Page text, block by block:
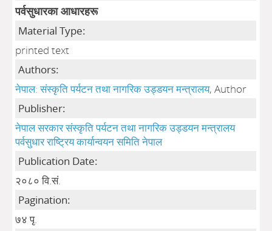
पर्वसुधारका आधारहरू
Material Type:
printed text
Authors:
नेपाल: संस्कृति पर्यटन तथा नागरिक उड्डयन मन्त्रालय, Author
Publisher:
नेपाल सरकार संस्कृति पर्यटन तथा नागरिक उड्डयन मन्त्रालय
पर्वसुधार राष्ट्रिय कार्यान्वयन समिति नेपाल
Publication Date:
२०८० वि.सं.
Pagination:
७४ पृ.